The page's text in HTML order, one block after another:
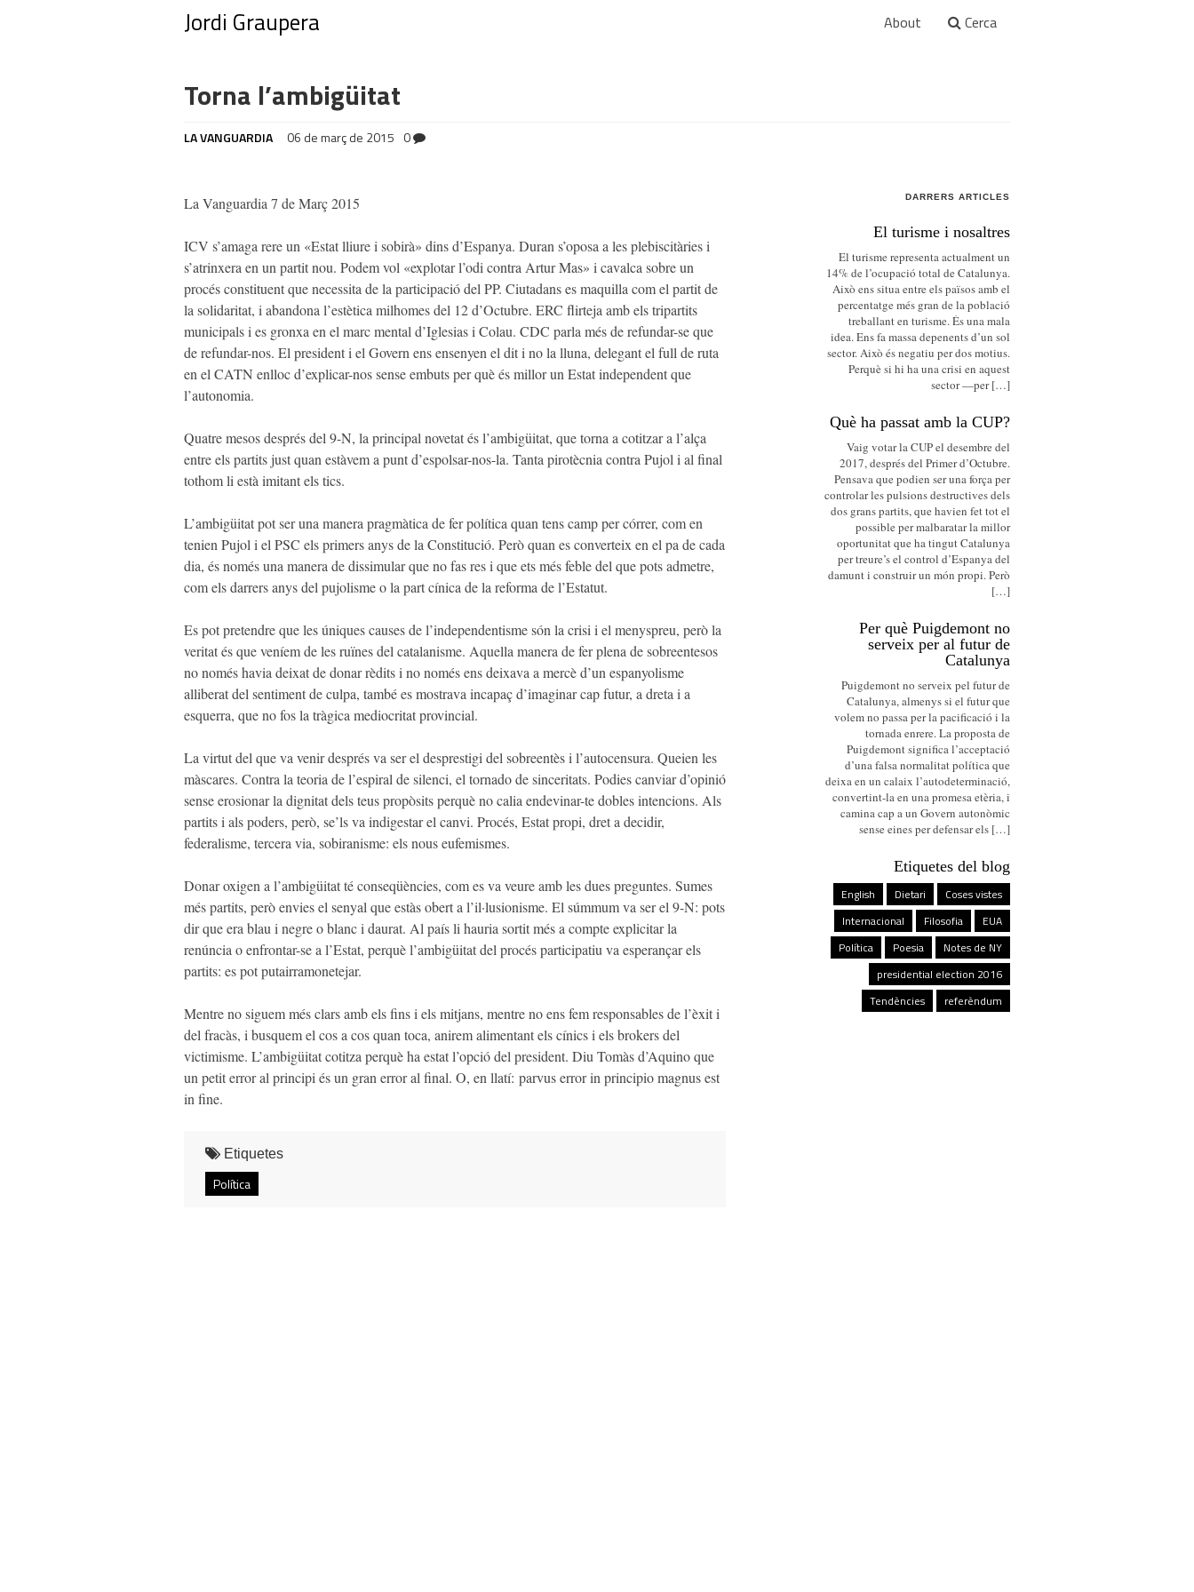
Jordi Graupera About Cerca
Torna l’ambigüitat
LA VANGUARDIA 06 de març de 2015 0
La Vanguardia 7 de Març 2015
ICV s’amaga rere un «Estat lliure i sobirà» dins d’Espanya. Duran s’oposa a les plebiscitàries i
s’atrinxera en un partit nou. Podem vol «explotar l’odi contra Artur Mas» i cavalca sobre un
procés constituent que necessita de la participació del PP. Ciutadans es maquilla com el partit de
la solidaritat, i abandona l’estètica milhomes del 12 d’Octubre. ERC flirteja amb els tripartits
municipals i es gronxa en el marc mental d’Iglesias i Colau. CDC parla més de refundar-se que
de refundar-nos. El president i el Govern ens ensenyen el dit i no la lluna, delegant el full de ruta
en el CATN enlloc d’explicar-nos sense embuts per què és millor un Estat independent que
l’autonomia.
Quatre mesos després del 9-N, la principal novetat és l’ambigüitat, que torna a cotitzar a l’alça
entre els partits just quan estàvem a punt d’espolsar-nos-la. Tanta pirotècnia contra Pujol i al final
tothom li està imitant els tics.
L’ambigüitat pot ser una manera pragmàtica de fer política quan tens camp per córrer, com en
tenien Pujol i el PSC els primers anys de la Constitució. Però quan es converteix en el pa de cada
dia, és només una manera de dissimular que no fas res i que ets més feble del que pots admetre,
com els darrers anys del pujolisme o la part cínica de la reforma de l’Estatut.
Es pot pretendre que les úniques causes de l’independentisme són la crisi i el menyspreu, però la
veritat és que veníem de les ruïnes del catalanisme. Aquella manera de fer plena de sobreentesos
no només havia deixat de donar rèdits i no només ens deixava a mercè d’un espanyolisme
alliberat del sentiment de culpa, també es mostrava incapaç d’imaginar cap futur, a dreta i a
esquerra, que no fos la tràgica mediocritat provincial.
La virtut del que va venir després va ser el desprestigi del sobreentès i l’autocensura. Queien les
màscares. Contra la teoria de l’espiral de silenci, el tornado de sinceritats. Podies canviar d’opinió
sense erosionar la dignitat dels teus propòsits perquè no calia endevinar-te dobles intencions. Als
partits i als poders, però, se’ls va indigestar el canvi. Procés, Estat propi, dret a decidir,
federalisme, tercera via, sobiranisme: els nous eufemismes.
Donar oxigen a l’ambigüitat té conseqüències, com es va veure amb les dues preguntes. Sumes
més partits, però envies el senyal que estàs obert a l’il·lusionisme. El súmmum va ser el 9-N: pots
dir que era blau i negre o blanc i daurat. Al país li hauria sortit més a compte explicitar la
renúncia o enfrontar-se a l’Estat, perquè l’ambigüitat del procés participatiu va esperançar els
partits: es pot putairramonetejar.
Mentre no siguem més clars amb els fins i els mitjans, mentre no ens fem responsables de l’èxit i
del fracàs, i busquem el cos a cos quan toca, anirem alimentant els cínics i els brokers del
victimisme. L’ambigüitat cotitza perquè ha estat l’opció del president. Diu Tomàs d’Aquino que
un petit error al principi és un gran error al final. O, en llatí: parvus error in principio magnus est
in fine.
Etiquetes
Política
DARRERS ARTICLES
El turisme i nosaltres
El turisme representa actualment un
14% de l’ocupació total de Catalunya.
Això ens situa entre els països amb el
percentatge més gran de la població
treballant en turisme. És una mala
idea. Ens fa massa depenents d’un sol
sector. Això és negatiu per dos motius.
Perquè si hi ha una crisi en aquest
sector —per […]
Què ha passat amb la CUP?
Vaig votar la CUP el desembre del
2017, després del Primer d’Octubre.
Pensava que podien ser una força per
controlar les pulsions destructives dels
dos grans partits, que havien fet tot el
possible per malbaratar la millor
oportunitat que ha tingut Catalunya
per treure’s el control d’Espanya del
damunt i construir un món propi. Però
[…]
Per què Puigdemont no
serveix per al futur de
Catalunya
Puigdemont no serveix pel futur de
Catalunya, almenys si el futur que
volem no passa per la pacificació i la
tornada enrere. La proposta de
Puigdemont significa l’acceptació
d’una falsa normalitat política que
deixa en un calaix l’autodeterminació,
convertint-la en una promesa etèria, i
camina cap a un Govern autonòmic
sense eines per defensar els […]
Etiquetes del blog
Coses vistes
Dietari
English
EUA
Filosofia
Internacional
Notes de NY
Poesia
Política
presidential election 2016
referèndum
Tendències